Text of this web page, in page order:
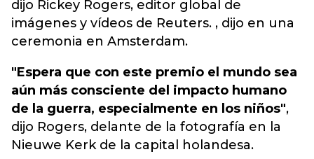
dijo Rickey Rogers, editor global de
imágenes y vídeos de Reuters. , dijo en una
ceremonia en Amsterdam.
"Espera que con este premio el mundo sea
aún más consciente del impacto humano
de la guerra, especialmente en los niños",
dijo Rogers, delante de la fotografía en la
Nieuwe Kerk de la capital holandesa.